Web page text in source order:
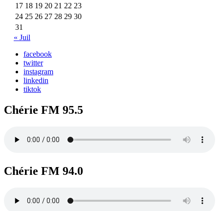
17 18 19 20 21 22 23
24 25 26 27 28 29 30
31
« Juil
facebook
twitter
instagram
linkedin
tiktok
Chérie FM 95.5
Chérie FM 94.0